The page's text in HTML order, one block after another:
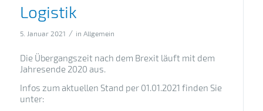
Logistik
5. Januar 2021 / in Allgemein
Die Übergangszeit nach dem Brexit läuft mit dem
Jahresende 2020 aus.
Infos zum aktuellen Stand per 01.01.2021 finden Sie
unter: